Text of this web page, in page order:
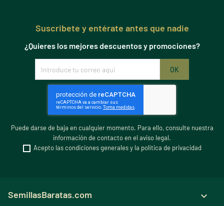
Suscribete y entérate antes que nadie
¿Quieres los mejores descuentos y promociones?
Puede darse de baja en cualquier momento. Para ello, consulte nuestra
información de contacto en el aviso legal.
Acepto las condiciones generales y la política de privacidad
SemillasBaratas.com 